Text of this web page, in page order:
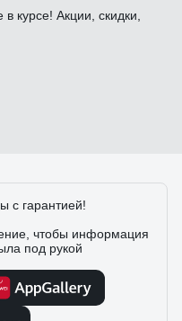
в курсе! Акции, скидки,
с гарантией!
чтобы информация
под рукой